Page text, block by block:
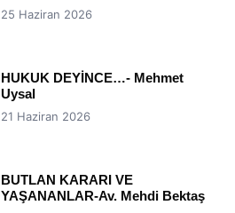
25 Haziran 2026
HUKUK DEYİNCE…- Mehmet
Uysal
21 Haziran 2026
BUTLAN KARARI VE
YAŞANANLAR-Av. Mehdi Bektaş